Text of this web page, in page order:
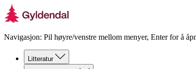
Navigasjon: Pil høyre/venstre mellom menyer, Enter for å
Litteratur